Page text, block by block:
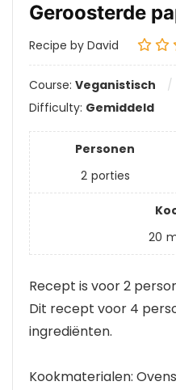
Geroosterde
Recipe by David
Course: Veganistisch
Difficulty: Gemiddeld
Personen
2 porties
20
Recept is voor 2
Dit recept voor 4
ingrediënten.
Kookmaterialen: